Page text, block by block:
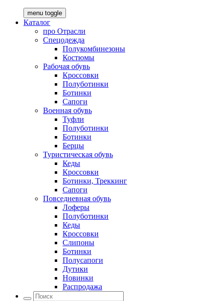
menu toggle
Каталог
про Отрасли
Спецодежда
Полукомбинезоны
Костюмы
Рабочая обувь
Кроссовки
Полуботинки
Ботинки
Сапоги
Военная обувь
Туфли
Полуботинки
Ботинки
Берцы
Туристическая обувь
Кеды
Кроссовки
Ботинки, Треккинг
Сапоги
Повседневная обувь
Лоферы
Полуботинки
Кеды
Кроссовки
Слипоны
Ботинки
Полусапоги
Дутики
Новинки
Распродажа